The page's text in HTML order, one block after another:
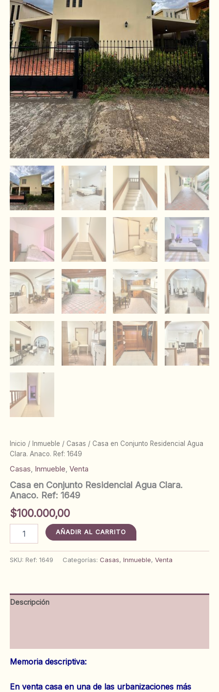
Inicio / Inmueble / Casas / Casa en Conjunto Residencial Agua
Clara. Anaco. Ref: 1649
Casas, Inmueble, Venta
Casa en Conjunto Residencial Agua Clara.
Anaco. Ref: 1649
$100.000,00
Residencial
Ref:
1649
AÑADIR AL CARRITO
SKU: Ref: 1649 Categorías: Casas, Inmueble, Venta
Descripción
Memoria descriptiva:
En venta casa en una de las urbanizaciones más